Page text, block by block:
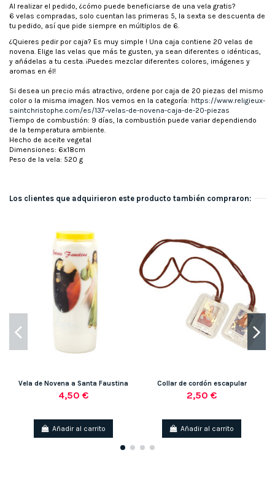
Al realizar el pedido, ¿cómo puede beneficiarse de una vela gratis?
6 velas compradas, solo cuentan las primeras 5, la sexta se descuenta de
tu pedido, así que pide siempre en múltiplos de 6.
¿Quieres pedir por caja? Es muy simple ! Una caja contiene 20 velas de
novena. Elige las velas que más te gusten, ya sean diferentes o idénticas,
y añádelas a tu cesta. ¡Puedes mezclar diferentes colores, imágenes y
aromas en él!
Si desea un precio más atractivo, ordene por caja de 20 piezas del mismo
color o la misma imagen. Nos vemos en la categoría: https://www.religieux-
saintchristophe.com/es/137-velas-de-novena-caja-de-20-piezas
Tiempo de combustión: 9 días, la combustión puede variar dependiendo
de la temperatura ambiente.
Hecho de aceite vegetal
Dimensiones: 6x18cm
Peso de la vela: 520 g
Los clientes que adquirieron este producto también compraron:
Vela de Novena a Santa Faustina
4,50 €
Añadir al carrito
Collar de cordón escapular
2,50 €
Añadir al carrito